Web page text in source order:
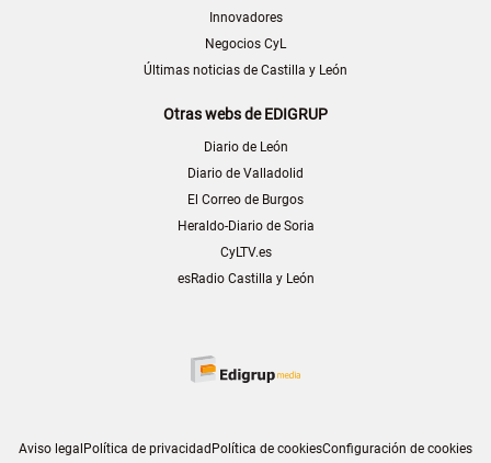
Innovadores
Negocios CyL
Últimas noticias de Castilla y León
Otras webs de EDIGRUP
Diario de León
Diario de Valladolid
El Correo de Burgos
Heraldo-Diario de Soria
CyLTV.es
esRadio Castilla y León
Aviso legal Política de privacidad Política de cookiesConfiguración de cookies